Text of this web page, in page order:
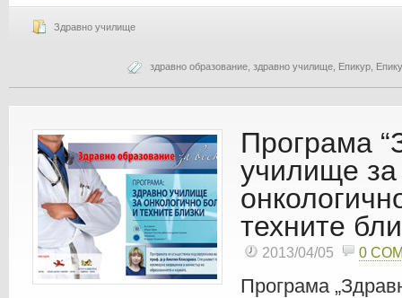
Здравно училище
здравно образование здравно училище Епикур
Програма
училище за
техните
2013/04/05 0
Програма